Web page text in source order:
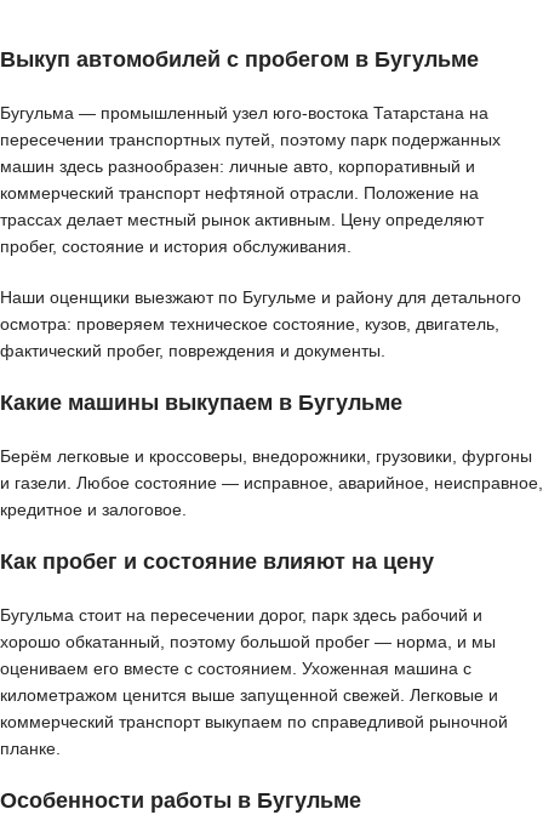
Выкуп автомобилей с пробегом в Бугульме
Бугульма — промышленный узел юго-востока Татарстана на
пересечении транспортных путей, поэтому парк подержанных
машин здесь разнообразен: личные авто, корпоративный и
коммерческий транспорт нефтяной отрасли. Положение на
трассах делает местный рынок активным. Цену определяют
пробег, состояние и история обслуживания.
Наши оценщики выезжают по Бугульме и району для детального
осмотра: проверяем техническое состояние, кузов, двигатель,
фактический пробег, повреждения и документы.
Какие машины выкупаем в Бугульме
Берём легковые и кроссоверы, внедорожники, грузовики, фургоны
и газели. Любое состояние — исправное, аварийное, неисправное,
кредитное и залоговое.
Как пробег и состояние влияют на цену
Бугульма стоит на пересечении дорог, парк здесь рабочий и
хорошо обкатанный, поэтому большой пробег — норма, и мы
оцениваем его вместе с состоянием. Ухоженная машина с
километражом ценится выше запущенной свежей. Легковые и
коммерческий транспорт выкупаем по справедливой рыночной
планке.
Особенности работы в Бугульме